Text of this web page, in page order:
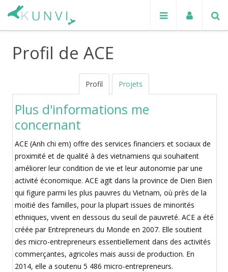
Profil de ACE
Profil Projets
Plus d'informations me
concernant
ACE (Anh chi em) offre des services financiers et sociaux de
proximité et de qualité à des vietnamiens qui souhaitent
améliorer leur condition de vie et leur autonomie par une
activité économique. ACE agit dans la province de Dien Bien
qui figure parmi les plus pauvres du Vietnam, où près de la
moitié des familles, pour la plupart issues de minorités
ethniques, vivent en dessous du seuil de pauvreté. ACE a été
créée par Entrepreneurs du Monde en 2007. Elle soutient
des micro-entrepreneurs essentiellement dans des activités
commerçantes, agricoles mais aussi de production. En
2014, elle a soutenu 5 486 micro-entrepreneurs.